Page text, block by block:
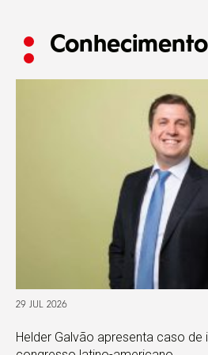
Conhecimento
29 JUL 2026
Helder Galvão apresenta caso